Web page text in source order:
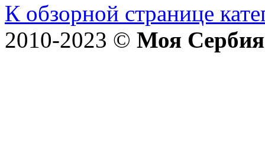
К обзорной странице
2010-2023 © Моя Сербия